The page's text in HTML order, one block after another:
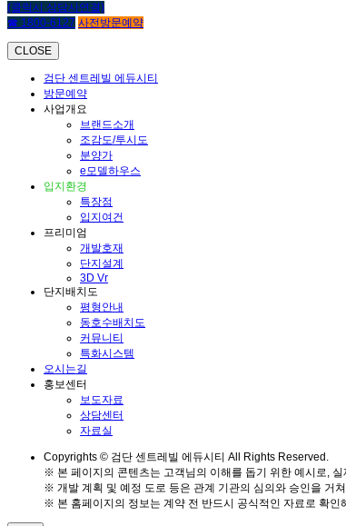
(클릭시 상담사연결)
☎ 1800-6127 사전방문예약
CLOSE
검단 센트레빌 에듀시티
방문예약
사업개요
브랜드소개
조감도/투시도
분양가
e모델하우스
입지환경
특장점
입지여건
프리미엄
개발호재
단지설계
3D Vr
단지배치도
평형안내
동호수배치도
커뮤니티
특화시스템
오시는길
홍보센터
보도자료
상담센터
자료실
Copyrights © 검단 센트레빌 에듀시티 All Rights Reserved.
※ 본 페이지의 콘텐츠는 고객님의 이해를 돕기 위한 예시로,
※ 개발 계획 및 예정 도로 등은 관계 기관의 심의와 승인을 거
※ 본 홈페이지의 정보는 계약 전 반드시 공식적인 자료로 확인